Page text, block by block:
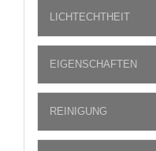
LICHTECHTHEIT
EIGENSCHAFTEN
REINIGUNG